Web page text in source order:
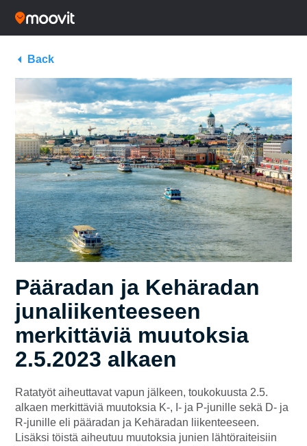
Back
Pääradan ja Kehäradan
junaliikenteeseen
merkittäviä muutoksia
2.5.2023 alkaen
Ratatyöt aiheuttavat vapun jälkeen, toukokuusta 2.5.
alkaen merkittäviä muutoksia K-, I- ja P-junille sekä D- ja
R-junille eli pääradan ja Kehäradan liikenteeseen.
Lisäksi töistä aiheutuu muutoksia junien lähtöraiteisiin